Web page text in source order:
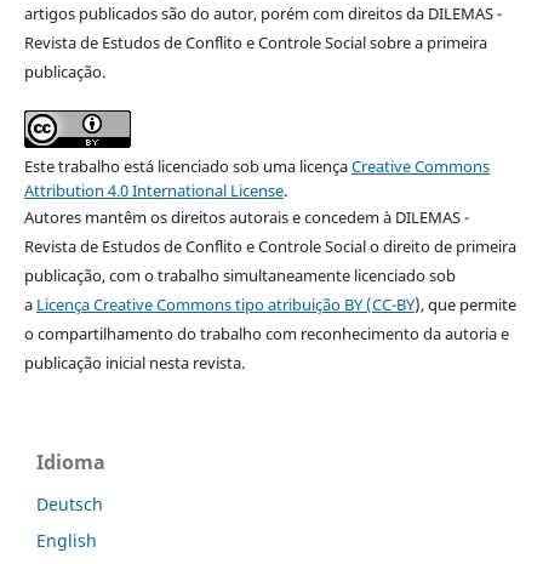
artigos publicados são do autor, porém com direitos da DILEMAS -
Revista de Estudos de Conflito e Controle Social sobre a primeira
publicação.
Este trabalho está licenciado sob uma licençaCreative Commons
Attribution 4.0 International License.
Autores mantêm os direitos autorais e concedem à DILEMAS -
Revista de Estudos de Conflito e Controle Social o direito de primeira
publicação, com o trabalho simultaneamente licenciado sob
a Licença Creative Commons tipo atribuição BY (CC-BY), que permite
o compartilhamento do trabalho com reconhecimento da autoria e
publicação inicial nesta revista.
Idioma
Deutsch
English